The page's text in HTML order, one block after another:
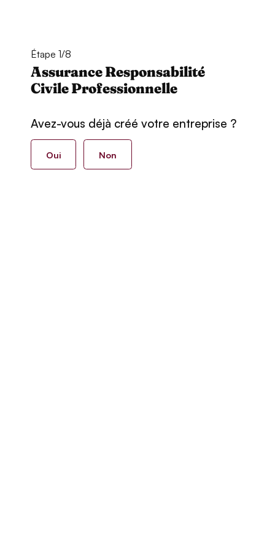
Étape 1/8
Assurance Responsabilité
Civile Professionnelle
Avez-vous déjà créé votre entreprise ?
Oui Non